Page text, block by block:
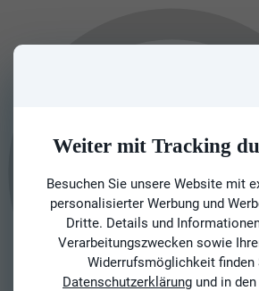
Weiter mit Tracking
Besuchen Sie unsere Website mit
personalisierter Werbung und
Dritte. Details und
Verarbeitungszwecken sowie
Widerrufsmöglichkeit finden
Datenschutzerklärung und in den